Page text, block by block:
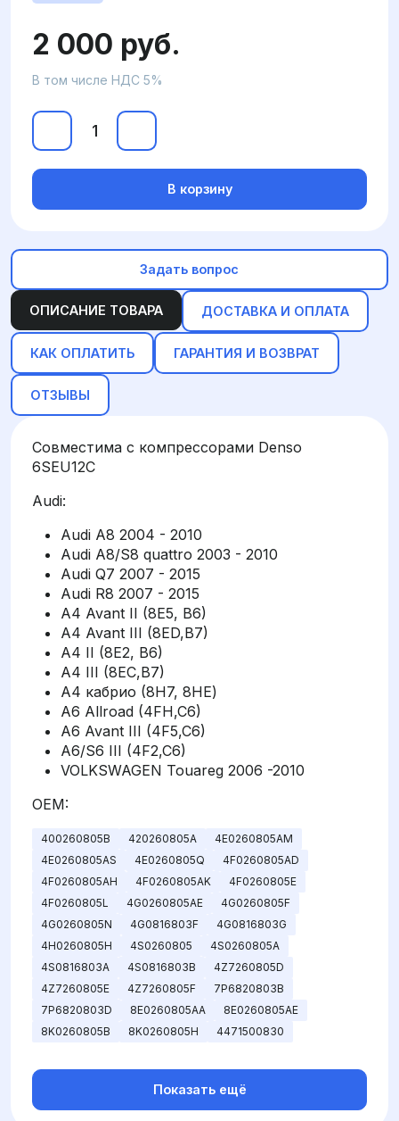
ОПИСАНИЕ ТОВАРА ДОСТАВКА И ОПЛАТА
КАК ОПЛАТИТЬ ГАРАНТИЯ И ВОЗВРАТ
ОТЗЫВЫ
Совместима с компрессорами Denso
6SEU12C
Audi:
Audi A8 2004 - 2010
Audi A8/S8 quattro 2003 - 2010
Audi Q7 2007 - 2015
Audi R8 2007 - 2015
A4 Avant II (8E5, B6)
A4 Avant III (8ED,B7)
A4 II (8E2, B6)
A4 III (8EC,B7)
A4 кабрио (8H7, 8HE)
A6 Allroad (4FH,C6)
A6 Avant III (4F5,C6)
A6/S6 III (4F2,C6)
VOLKSWAGEN Touareg 2006 -2010
OEM:
400260805B 420260805A
4E0260805AM
4E0260805AS
4E0260805Q
4F0260805AD
4F0260805AH
4F0260805AK
4F0260805E
4F0260805L
4G0260805AE
4G0260805F
4G0260805N
4G0816803F
4G0816803G
4H0260805H
4S0260805
4S0260805A
4S0816803A
4S0816803B
4Z7260805D
4Z7260805E
4Z7260805F
7P6820803B
7P6820803D
8E0260805AA
8E0260805AE
8K0260805B
8K0260805H 4471500830
Показать ещё
2 000 руб.
В том числе НДС 5%
В корзину
Задать вопрос